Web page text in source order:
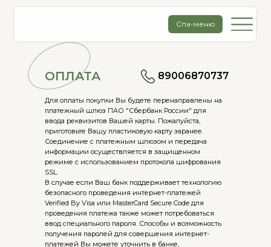
Спа-меню
89006870737
ОПЛАТА
Для оплаты покупки Вы будете перенаправлены на
платежный шлюз ПАО "Сбербанк России" для
ввода реквизитов Вашей карты. Пожалуйста,
приготовьте Вашу пластиковую карту заранее.
Соединение с платежным шлюзом и передача
информации осуществляется в защищенном
режиме с использованием протокола шифрования
SSL.
В случае если Ваш банк поддерживает технологию
безопасного проведения интернет-платежей
Verified By Visa или MasterCard Secure Code для
проведения платежа также может потребоваться
ввод специального пароля. Способы и возможность
получения паролей для совершения интернет-
платежей Вы можете уточнить в банке,